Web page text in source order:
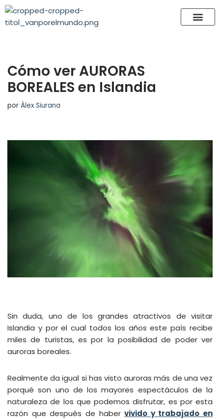
Saltar
Cómo ver AURORAS
BOREALES en Islandia
por Àlex Siurana
Sin duda, uno de los grandes atractivos de visitar
Islandia y por el cual todos los años este país recibe
miles de turistas, es por la posibilidad de poder ver
auroras boreales.
Realmente da igual si has visto auroras más de una vez
porqué son uno de los mayores espectáculos de la
naturaleza de los que podemos disfrutar, es por esta
razón que después de habervivido y trabajado en